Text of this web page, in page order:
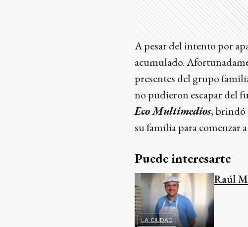
A pesar del intento por
acumulado.
presentes del grupo
no pudieron escapar del
Eco Multimedios, brindó
su familia para comenzar
Puede interesarte
LA CIUDAD
Raúl